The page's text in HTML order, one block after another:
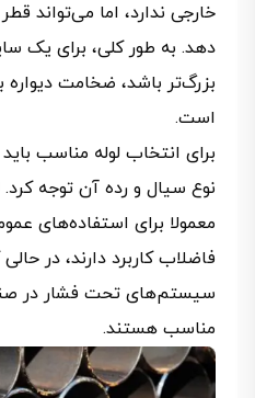
خارجی ندارد، اما می‌تواند
دهد. به طور کلی، برای یک
بزرگ‌تر باشد، ضخامت
است.
برای انتخاب لوله مناسب
نوع سیال و رده آن توجه کرد.
معمولا برای استفاده‌های
فاضلاب کاربرد دارند، در حالی
سیستم‌های تحت فشار در
مناسب هستند.